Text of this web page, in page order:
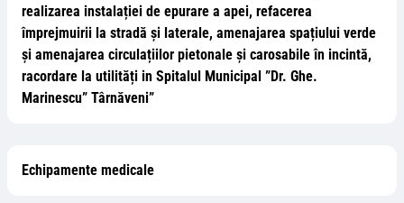
realizarea instalației de epurare a apei, refacerea
împrejmuirii la stradă și laterale, amenajarea spațiului verde
și amenajarea circulațiilor pietonale și carosabile în incintă,
racordare la utilități in Spitalul Municipal ”Dr. Ghe.
Marinescu” Târnăveni”
Echipamente medicale